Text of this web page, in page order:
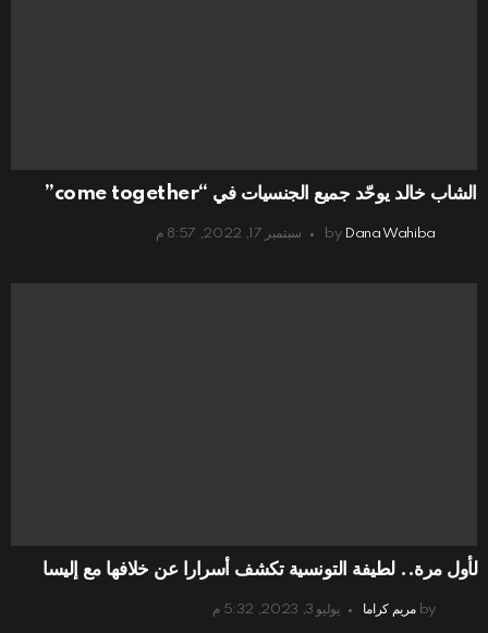
الشاب خالد يوحّد جميع الجنسيات في “come together”
by Dana Wahiba سبتمبر 17, 2022, 8:57 م
لأول مرة.. لطيفة التونسية تكشف أسرارا عن خلافها مع إليسا
by مريم كراما يوليو 3, 2023, 5:32 م